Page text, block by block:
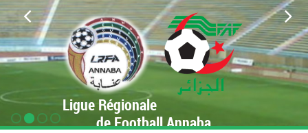
Ligue Régionale
de Football Annaba